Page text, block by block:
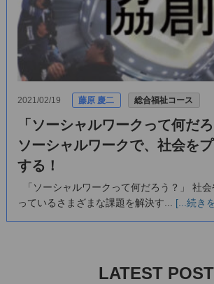
2021/02/19 藤原 慶二 総合福祉コース
「ソーシャルワークって何だ
ソーシャルワークで、社会を
する！
「ソーシャルワークって何だろう？」 社会
っているさまざまな課題を解決す... [...続き
LATEST POST